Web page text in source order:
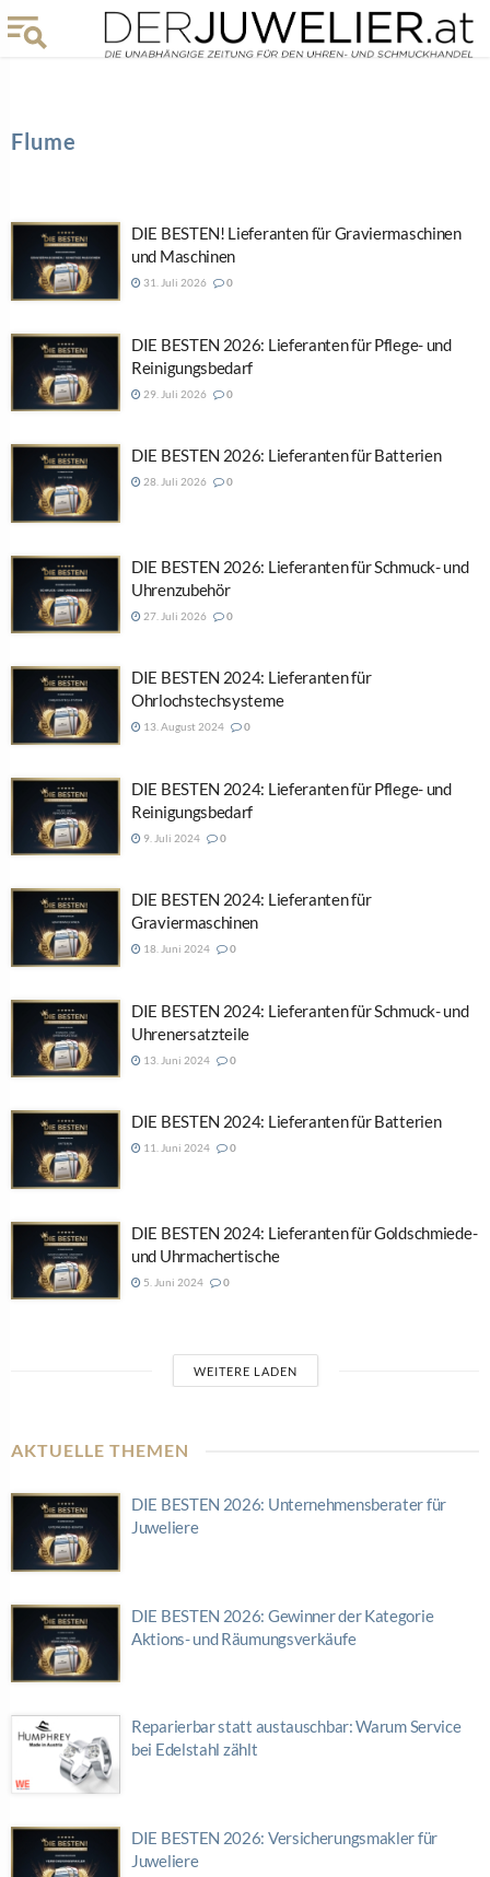
Flume
DIE BESTEN! Lieferanten für Graviermaschinen
und Maschinen
31. Juli 2026 0
DIE BESTEN 2026: Lieferanten für Pflege- und
Reinigungsbedarf
29. Juli 2026 0
DIE BESTEN 2026: Lieferanten für Batterien
28. Juli 2026 0
DIE BESTEN 2026: Lieferanten für Schmuck- und
Uhrenzubehör
27. Juli 2026 0
DIE BESTEN 2024: Lieferanten für
Ohrlochstechsysteme
13. August 2024 0
DIE BESTEN 2024: Lieferanten für Pflege- und
Reinigungsbedarf
9. Juli 2024 0
DIE BESTEN 2024: Lieferanten für
Graviermaschinen
18. Juni 2024 0
DIE BESTEN 2024: Lieferanten für Schmuck- und
Uhrenersatzteile
13. Juni 2024 0
DIE BESTEN 2024: Lieferanten für Batterien
11. Juni 2024 0
DIE BESTEN 2024: Lieferanten für Goldschmiede-
und Uhrmachertische
5. Juni 2024 0
WEITERE LADEN
AKTUELLE THEMEN
DIE BESTEN 2026: Unternehmensberater für
Juweliere
DIE BESTEN 2026: Gewinner der Kategorie
Aktions- und Räumungsverkäufe
Reparierbar statt austauschbar: Warum Service
bei Edelstahl zählt
DIE BESTEN 2026: Versicherungsmakler für
Juweliere